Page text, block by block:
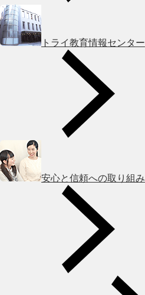
トライ教育情報センター
安心と信頼への取り組み